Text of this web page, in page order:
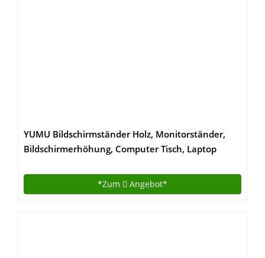
YUMU Bildschirmständer Holz, Monitorständer,
Bildschirmerhöhung, Computer Tisch, Laptop
Büro und Studierenden in Schwarz MY1005
*Zum Angebot*